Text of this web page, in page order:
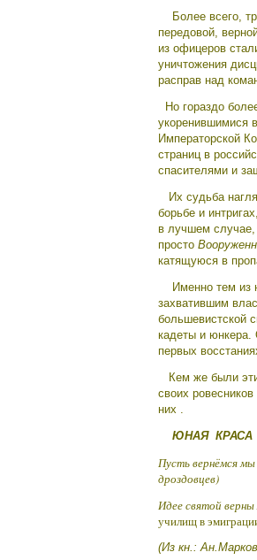
Более всего,
передовой,
из офицеров
уничтожения
расправ над
Но гораздо
укоренившимися
Императорской
страниц в
спасителями и
Их судьба
борьбе и
в лучшем случае,
просто
катящуюся в
Именно тем из
захватившим
большевистской
кадеты и юнкера.
первых
Кем же были эти
своих
них .
ЮНАЯ КРАСА
Пусть вернёмся
дроздовцев)
Идее святой
училищ в
(Из кн.: